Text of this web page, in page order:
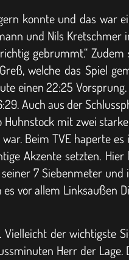
konnte und das war
und Nils
gebrummt.“ Zudem
welche das Spiel
einen 22:25
Auch aus der
mit zwei
Beim TVE haperte
Akzente setzten.
7 Siebenmeter und
vor allem Linksaußen
der wichtigste
Herr der Lage.